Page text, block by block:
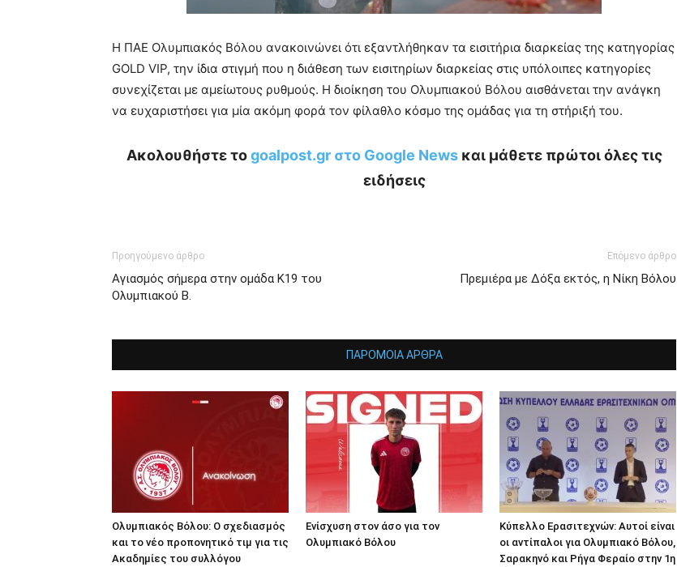
Η ΠΑΕ Ολυμπιακός Βόλου ανακοινώνει ότι εξαντλήθηκαν τα εισιτήρια διαρκείας της κατηγορίας
GOLD VIP, την ίδια στιγμή που η διάθεση των εισιτηρίων διαρκείας στις υπόλοιπες κατηγορίες
συνεχίζεται με αμείωτους ρυθμούς. Η διοίκηση του Ολυμπιακού Βόλου αισθάνεται την ανάγκη
να ευχαριστήσει για μία ακόμη φορά τον φίλαθλο κόσμο της ομάδας για τη στήριξή του.
Ακολουθήστε τοgoalpost.gr στο Google Newsκαι μάθετε πρώτοι όλες τις
ειδήσεις
Προηγούμενο άρθρο
Αγιασμός σήμερα στην ομάδα Κ19 του
Ολυμπιακού Β.
Επόμενο άρθρο
Πρεμιέρα με Δόξα εκτός, η Νίκη Βόλου
ΠΑΡΟΜΟΙΑ ΑΡΘΡΑ
Ολυμπιακός Βόλου: Ο σχεδιασμός
και το νέο προπονητικό τιμ για τις
Ακαδημίες του συλλόγου
Ενίσχυση στον άσο για τον
Ολυμπιακό Βόλου
Κύπελλο Ερασιτεχνών: Αυτοί είναι
οι αντίπαλοι για Ολυμπιακό Βόλου,
Σαρακηνό και Ρήγα Φεραίο στην 1η